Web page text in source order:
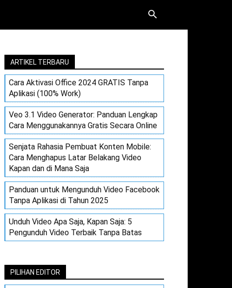
ARTIKEL TERBARU
Cara Aktivasi Office 2024 GRATIS Tanpa
Aplikasi (100% Work)
Veo 3.1 Video Generator: Panduan Lengkap
Cara Menggunakannya Gratis Secara Online
Senjata Rahasia Pembuat Konten Mobile:
Cara Menghapus Latar Belakang Video
Kapan dan di Mana Saja
Panduan untuk Mengunduh Video Facebook
Tanpa Aplikasi di Tahun 2025
Unduh Video Apa Saja, Kapan Saja: 5
Pengunduh Video Terbaik Tanpa Batas
PILIHAN EDITOR